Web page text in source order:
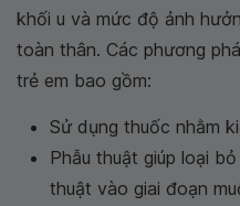
khối u và mức độ ảnh
toàn thân. Các phương
trẻ em bao gồm:
Sử dụng thuốc nhằm
Phẫu thuật giúp loại
thuật vào giai đoạn